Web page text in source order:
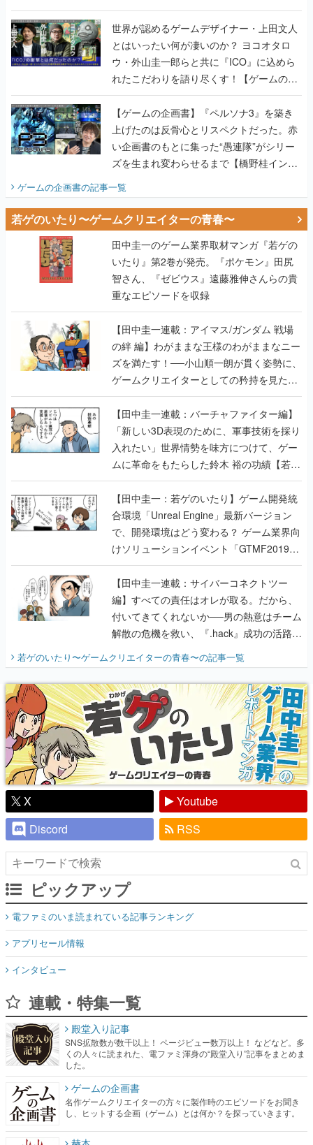
ウ・外山圭一郎らと共に『ICO』に込めら
れたこだわりを語り尽くす！【ゲームの企
画書】
【ゲームの企画書】『ペルソナ3』を築き
上げたのは反骨心とリスペクトだった。赤
い企画書のもとに集った“愚連隊”がシリー
ズを生まれ変わらせるまで【橋野桂インタ
ビュー】
ゲームの企画書の記事一覧
若ゲのいたり〜ゲームクリエイターの青春〜
田中圭一のゲーム業界取材マンガ『若ゲの
いたり』第2巻が発売。『ポケモン』田尻
智さん、『ゼビウス』遠藤雅伸さんらの貴
重なエピソードを収録
【田中圭一連載：アイマス/ガンダム 戦場
の絆 編】わがままな王様のわがままなニー
ズを満たす！──小山順一朗が貫く姿勢に、
ゲームクリエイターとしての矜持を見た
【若ゲのいたり最終回】
【田中圭一連載：バーチャファイター編】
「新しい3D表現のために、軍事技術を採り
入れたい」世界情勢を味方につけて、ゲー
ムに革命をもたらした鈴木 裕の功績【若ゲ
のいたり】
【田中圭一：若ゲのいたり】ゲーム開発統
合環境「Unreal Engine」最新バージョン
で、開発環境はどう変わる？ ゲーム業界向
けソリューションイベント「GTMF2019」
に行って、より理解を深めよう【PR】
【田中圭一連載：サイバーコネクトツー
編】すべての責任はオレが取る。だから、
付いてきてくれないか──男の熱意はチーム
解散の危機を救い、『.hack』成功の活路を
開く。業界の快男児・松山 洋に流れる血は
『少年ジャンプ』色だった【若ゲのいた
り】
若ゲのいたり〜ゲームクリエイターの青春〜の記事一覧
X
Youtube
Discord
RSS
ピックアップ
電ファミのいま読まれている記事ランキング
アプリセール情報
インタビュー
連載・特集一覧
くの人々に読まれた、電ファミ渾身の“殿堂入り”記事をまとめま
した。
ゲームの企画書
名作ゲームクリエイターの方々に製作時のエピソードをお聞き
し、ヒットする企画（ゲーム）とは何か？を探っていきます。
赫本
この物語を解いてはいけない。『赫本』は、〈試験問題〉の形
をした短編ホラー小説集です。